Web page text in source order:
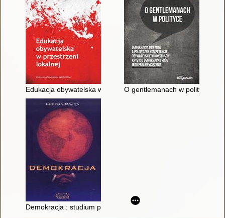
Edukacja obywatelska w przestrzeni lokalnejO gentlemanach w polityce :
Demokracja : studium polityczne